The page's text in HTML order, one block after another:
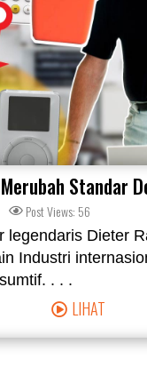
Standar
Post Views: 56
legendaris Dieter
Industri
. . .
LIHAT